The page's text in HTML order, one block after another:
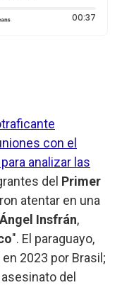
segundos 00:37
con el
analizar las
del Primer
atentar en una
Insfrán,
". El paraguayo,
2023 por Brasil;
del